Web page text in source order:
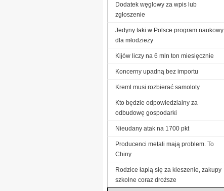
Dodatek węglowy za wpis lub
zgłoszenie
Jedyny taki w Polsce program naukowy
dla młodzieży
Kijów liczy na 6 mln ton miesięcznie
Koncerny upadną bez importu
Kreml musi rozbierać samoloty
Kto będzie odpowiedzialny za
odbudowę gospodarki
Nieudany atak na 1700 pkt
Producenci metali mają problem. To
Chiny
Rodzice łapią się za kieszenie, zakupy
szkolne coraz droższe